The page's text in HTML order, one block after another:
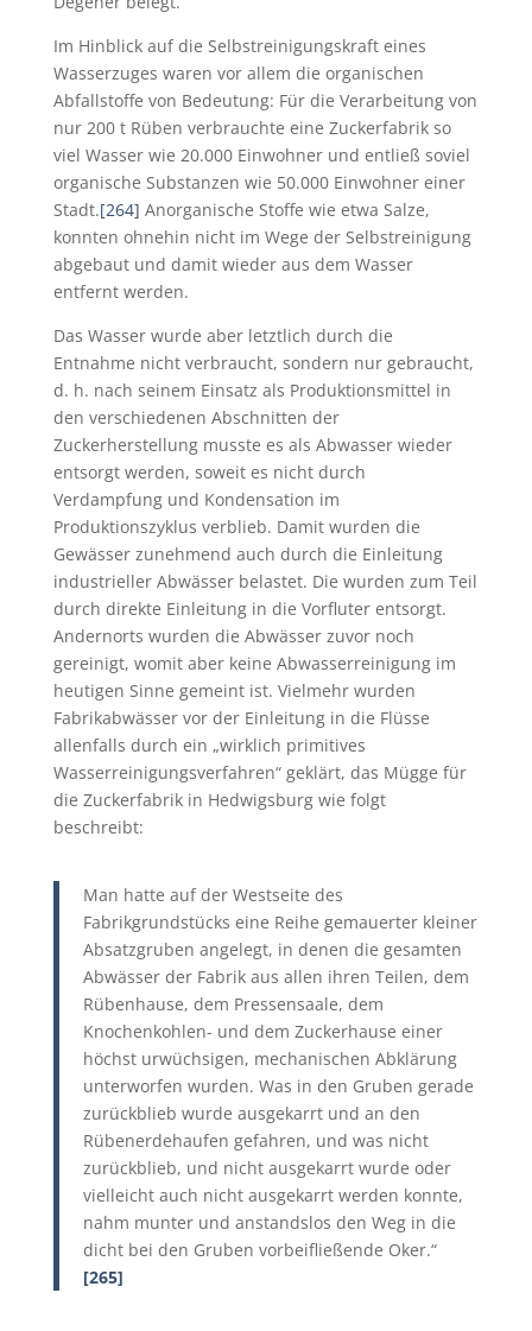
Im Hinblick auf die Selbstreinigungskraft eines
Wasserzuges waren vor allem die organischen
Abfallstoffe von Bedeutung: Für die Verarbeitung von
nur 200 t Rüben verbrauchte eine Zuckerfabrik so
viel Wasser wie 20.000 Einwohner und entließ soviel
organische Substanzen wie 50.000 Einwohner einer
Stadt.[264] Anorganische Stoffe wie etwa Salze,
konnten ohnehin nicht im Wege der Selbstreinigung
abgebaut und damit wieder aus dem Wasser
entfernt werden.
Das Wasser wurde aber letztlich durch die
Entnahme nicht verbraucht, sondern nur gebraucht,
d. h. nach seinem Einsatz als Produktionsmittel in
den verschiedenen Abschnitten der
Zuckerherstellung musste es als Abwasser wieder
entsorgt werden, soweit es nicht durch
Verdampfung und Kondensation im
Produktionszyklus verblieb. Damit wurden die
Gewässer zunehmend auch durch die Einleitung
industrieller Abwässer belastet. Die wurden zum Teil
durch direkte Einleitung in die Vorfluter entsorgt.
Andernorts wurden die Abwässer zuvor noch
gereinigt, womit aber keine Abwasserreinigung im
heutigen Sinne gemeint ist. Vielmehr wurden
Fabrikabwässer vor der Einleitung in die Flüsse
allenfalls durch ein „wirklich primitives
Wasserreinigungsverfahren“ geklärt, das Mügge für
die Zuckerfabrik in Hedwigsburg wie folgt
beschreibt:
Man hatte auf der Westseite des
Fabrikgrundstücks eine Reihe gemauerter kleiner
Absatzgruben angelegt, in denen die gesamten
Abwässer der Fabrik aus allen ihren Teilen, dem
Rübenhause, dem Pressensaale, dem
Knochenkohlen- und dem Zuckerhause einer
höchst urwüchsigen, mechanischen Abklärung
unterworfen wurden. Was in den Gruben gerade
zurückblieb wurde ausgekarrt und an den
Rübenerdehaufen gefahren, und was nicht
zurückblieb, und nicht ausgekarrt wurde oder
vielleicht auch nicht ausgekarrt werden konnte,
nahm munter und anstandslos den Weg in die
dicht bei den Gruben vorbeifließende Oker.“
[265]